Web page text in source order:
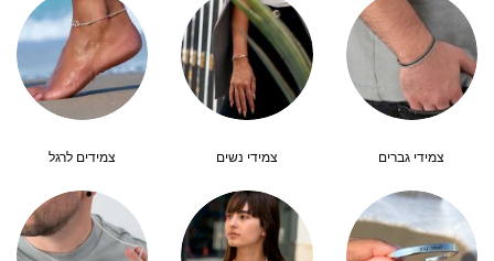
צמידי גברים צמידי נשים צמידים לרגל